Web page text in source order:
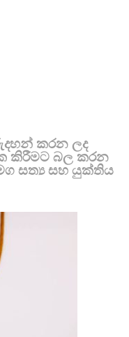
කරන ලද
කිරීමට බල කරන
සත්‍ය සහ යුක්තිය